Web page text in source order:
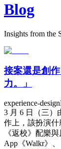
Blog
Insights from the
接案還是創
力。」
experience-design
3 月 6 日（三）
作上，該扮演
《返校》配樂
App《Walkr》